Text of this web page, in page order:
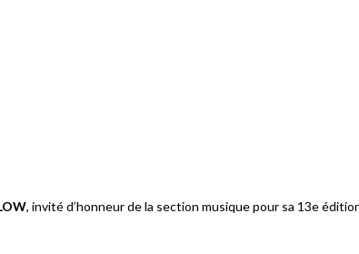
, invité d’honneur de la section musique pour sa 13e